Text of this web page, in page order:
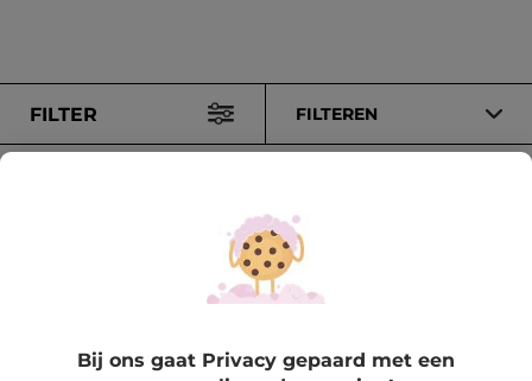
FILTER FILTEREN
Bij ons gaat Privacy gepaard met een